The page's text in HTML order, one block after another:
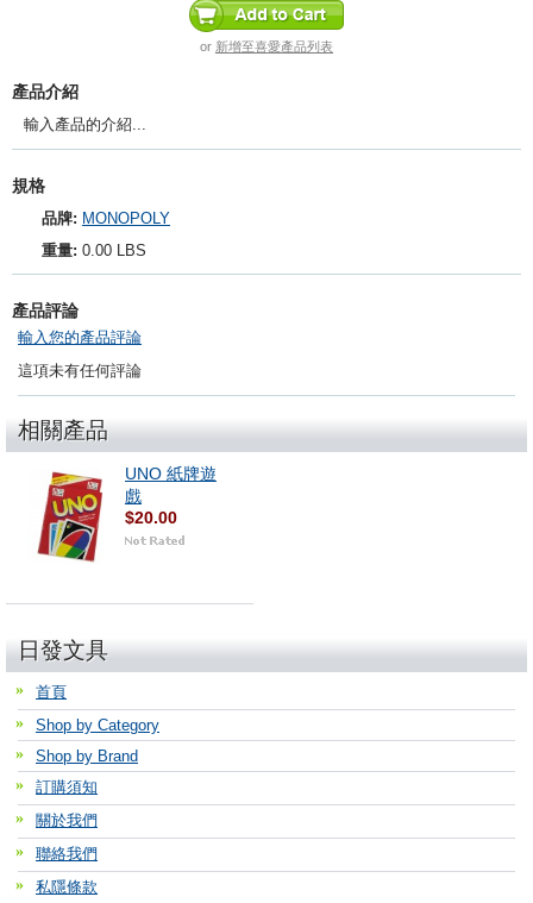
or 新增至喜愛產品列表
產品介紹
輸入產品的介紹...
規格
品牌: MONOPOLY
重量: 0.00 LBS
產品評論
輸入您的產品評論
這項未有任何評論
相關產品
UNO 紙牌遊
戲
$20.00
日發文具
首頁
Shop by Category
Shop by Brand
訂購須知
關於我們
聯絡我們
私隱條款